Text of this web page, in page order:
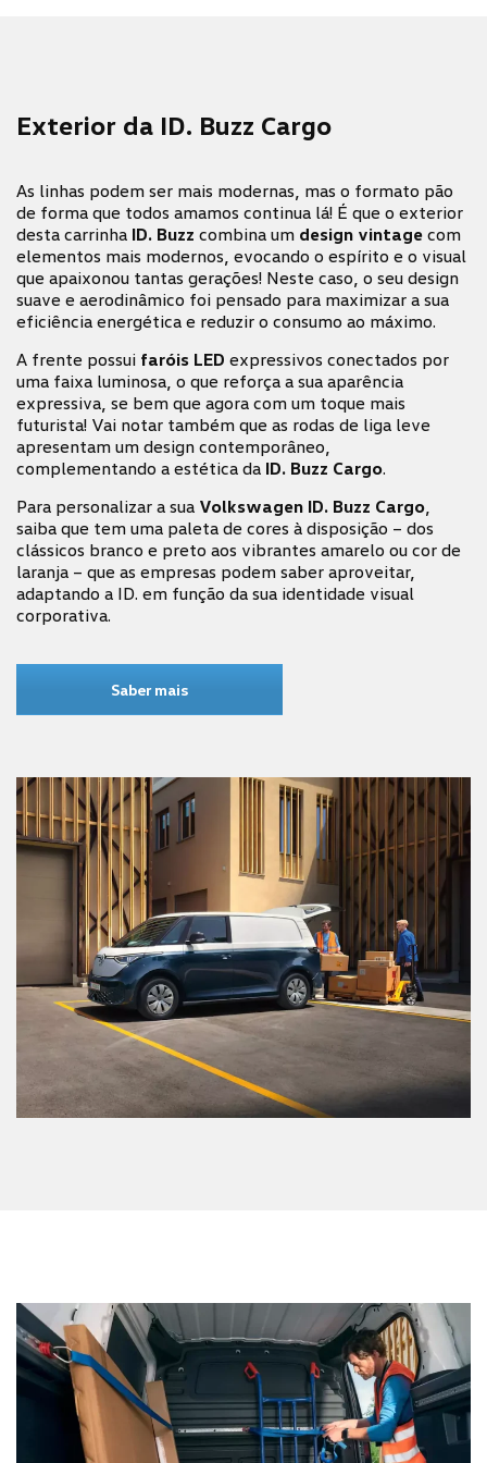
Exterior da ID. Buzz Cargo
As linhas podem ser mais modernas, mas o formato pão
de forma que todos amamos continua lá! É que o exterior
desta carrinha ID. Buzz combina um design vintage com
elementos mais modernos, evocando o espírito e o visual
que apaixonou tantas gerações! Neste caso, o seu design
suave e aerodinâmico foi pensado para maximizar a sua
eficiência energética e reduzir o consumo ao máximo.
A frente possui faróis LED expressivos conectados por
uma faixa luminosa, o que reforça a sua aparência
expressiva, se bem que agora com um toque mais
futurista! Vai notar também que as rodas de liga leve
apresentam um design contemporâneo,
complementando a estética da ID. Buzz Cargo.
Para personalizar a sua Volkswagen ID. Buzz Cargo
saiba que tem uma paleta de cores à disposição – dos
clássicos branco e preto aos vibrantes amarelo ou cor de
laranja – que as empresas podem saber aproveitar,
adaptando a ID. em função da sua identidade visual
corporativa.
Saber mais